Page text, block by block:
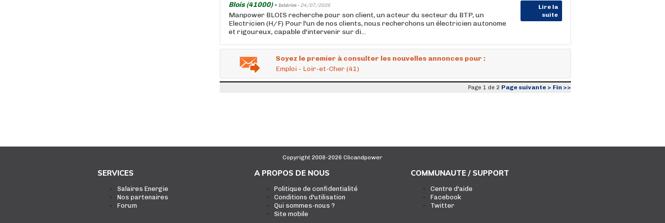
Blois (41000) -Intérim - 24/07/2026
Lire la
suite
Manpower BLOIS recherche pour son client, un acteur du secteur du BTP, un
Electricien (H/F) Pour l'un de nos clients, nous recherchons un électricien autonome
et rigoureux, capable d'intervenir sur di...
Soyez le premier à consulter les nouvelles annonces pour :
Emploi - Loir-et-Cher (41)
Page 1 de 2 Page suivante > Fin >>
Copyright 2008-2026 Clicandpower
SERVICES
Salaires Energie
Nos partenaires
Forum
A PROPOS DE NOUS
Politique de confidentialité
Conditions d'utilisation
Qui sommes-nous ?
Site mobile
COMMUNAUTE / SUPPORT
Centre d'aide
Facebook
Twitter